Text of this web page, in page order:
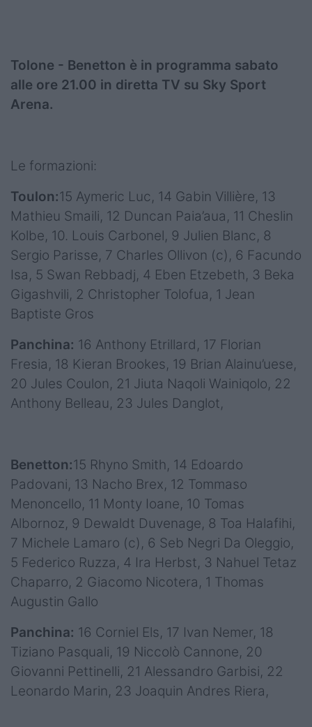
Tolone - Benetton è in programma sabato
alle ore 21.00 in diretta TV su Sky Sport
Arena.
Le formazioni:
Toulon:15 Aymeric Luc, 14 Gabin Villière, 13
Mathieu Smaili, 12 Duncan Paia’aua, 11 Cheslin
Kolbe, 10. Louis Carbonel, 9 Julien Blanc, 8
Sergio Parisse, 7 Charles Ollivon (c), 6 Facundo
Isa, 5 Swan Rebbadj, 4 Eben Etzebeth, 3 Beka
Gigashvili, 2 Christopher Tolofua, 1 Jean
Baptiste Gros
Panchina: 16 Anthony Etrillard, 17 Florian
Fresia, 18 Kieran Brookes, 19 Brian Alainu’uese,
20 Jules Coulon, 21 Jiuta Naqoli Wainiqolo, 22
Anthony Belleau, 23 Jules Danglot,
Benetton:15 Rhyno Smith, 14 Edoardo
Padovani, 13 Nacho Brex, 12 Tommaso
Menoncello, 11 Monty Ioane, 10 Tomas
Albornoz, 9 Dewaldt Duvenage, 8 Toa Halafihi,
7 Michele Lamaro (c), 6 Seb Negri Da Oleggio,
5 Federico Ruzza, 4 Ira Herbst, 3 Nahuel Tetaz
Chaparro, 2 Giacomo Nicotera, 1 Thomas
Augustin Gallo
Panchina: 16 Corniel Els, 17 Ivan Nemer, 18
Tiziano Pasquali, 19 Niccolò Cannone, 20
Giovanni Pettinelli, 21 Alessandro Garbisi, 22
Leonardo Marin, 23 Joaquin Andres Riera,